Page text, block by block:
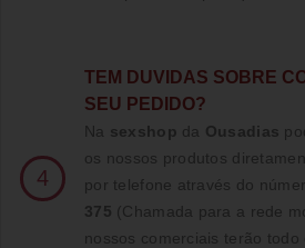
4
TE M DUVIDAS SOBRE
SEU PEDIDO?
Na sexshop da Ousadias
os nossos produtos
por telefone através do
375 (Chamada para a rede
nossos comerciais terão